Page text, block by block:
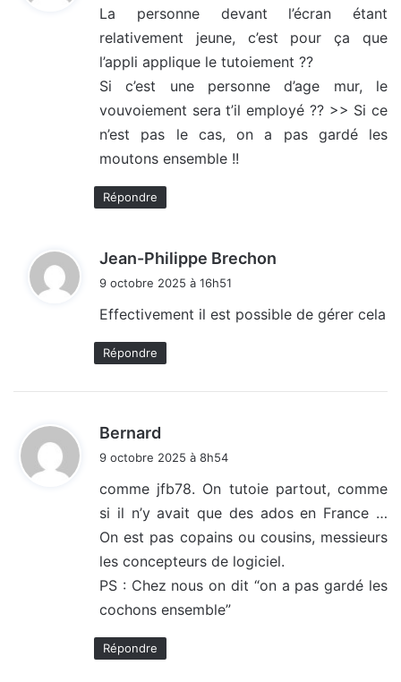
:
La personne devant l’écran étant
relativement jeune, c’est pour ça que
l’appli applique le tutoiement ??
Si c’est une personne d’age mur, le
vouvoiement sera t’il employé ?? >> Si ce
n’est pas le cas, on a pas gardé les
moutons ensemble !!
Répondre
Jean-Philippe Brechon
9 octobre 2025 à 16h51
Effectivement il est possible de gérer cela
Répondre
Bernard
:
9 octobre 2025 à 8h54
comme jfb78. On tutoie partout, comme
si il n’y avait que des ados en France …
On est pas copains ou cousins, messieurs
les concepteurs de logiciel.
PS : Chez nous on dit “on a pas gardé les
cochons ensemble”
Répondre